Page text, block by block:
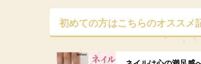
初めての方はこちらのオススメ